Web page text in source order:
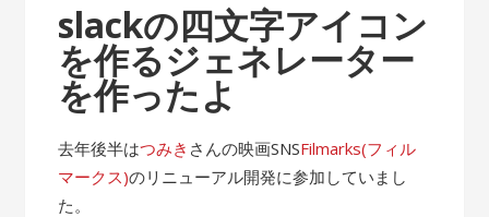
slackの四文字アイコン
を作るジェネレーター
を作ったよ
去年後半はつみき さんの映画SNSFilmarks(フィル
マークス)のリニューアル開発に参加していまし
た。